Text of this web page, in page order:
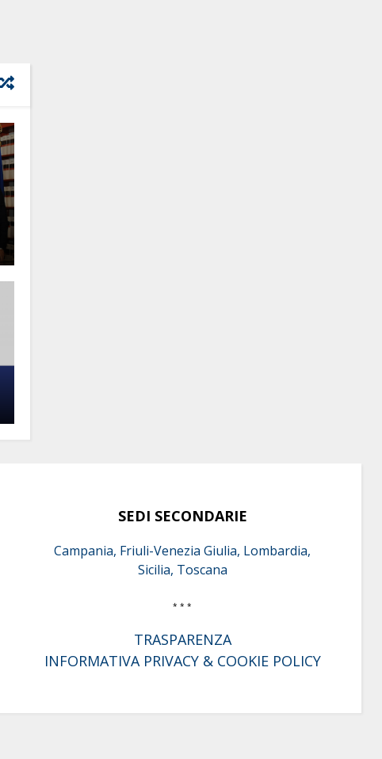
SEDI SECONDARIE
Campania, Friuli-Venezia Giulia, Lombardia,
Sicilia, Toscana
* * *
TRASPARENZA
INFORMATIVA PRIVACY & COOKIE POLICY